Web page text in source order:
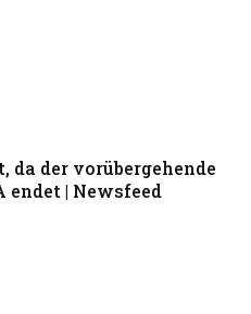
da der vorübergehende
endet | Newsfeed